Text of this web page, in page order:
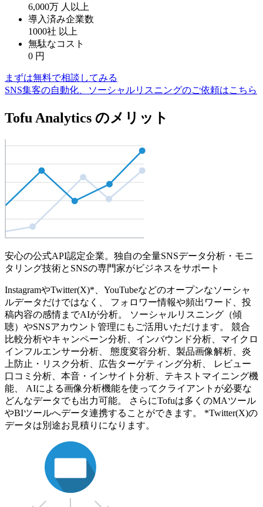
6,000万 人以上
導入済み企業数
1000社 以上
無駄なコスト
0 円
まずは無料で相談してみる
SNS集客の自動化、ソーシャルリスニングのご依頼はこちら
Tofu Analytics のメリット
安心の公式API認定企業。独自の全量SNSデータ分析・モニ
タリング技術とSNSの専門家がビジネスをサポート
InstagramやTwitter(X)*、YouTubeなどのオープンなソーシャ
ルデータだけではなく、 フォロワー情報や頻出ワード、投
稿内容の感情までAIが分析。 ソーシャルリスニング（傾
聴）やSNSアカウント管理にもご活用いただけます。 競合
比較分析やキャンペーン分析、インバウンド分析、マイクロ
インフルエンサー分析、 態度変容分析、製品画像解析、炎
上防止・リスク分析、広告ターゲティング分析、 レビュー
口コミ分析、本音・インサイト分析、テキストマイニング機
能、 AIによる画像分析機能を使ってクライアントが必要な
どんなデータでも出力可能。 さらにTofuは多くのMAツール
やBIツールへデータ連携することができます。 *Twitter(X)の
データは別途お見積りになります。